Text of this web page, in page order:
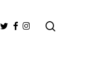
TwitterFacebook
Instagram